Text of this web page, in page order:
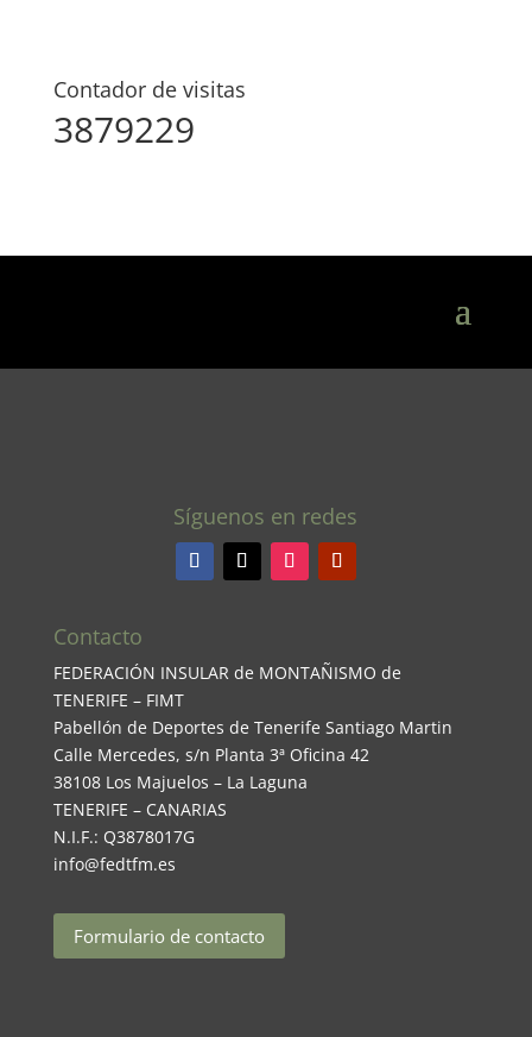
Contador de visitas
3879229
Síguenos en redes
Contacto
FEDERACIÓN INSULAR de MONTAÑISMO de
TENERIFE – FIMT
Pabellón de Deportes de Tenerife Santiago Martin
Calle Mercedes, s/n Planta 3ª Oficina 42
38108 Los Majuelos – La Laguna
TENERIFE – CANARIAS
N.I.F.: Q3878017G
info@fedtfm.es
Formulario de contacto